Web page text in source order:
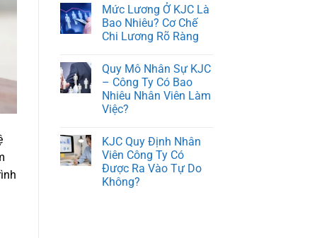
Mức Lương Ở KJC Là
Bao Nhiêu? Cơ Chế
Chi Lương Rõ Ràng
Quy Mô Nhân Sự KJC
– Công Ty Có Bao
Nhiêu Nhân Viên Làm
Việc?
KJC Quy Định Nhân
Viên Công Ty Có
Được Ra Vào Tự Do
Không?